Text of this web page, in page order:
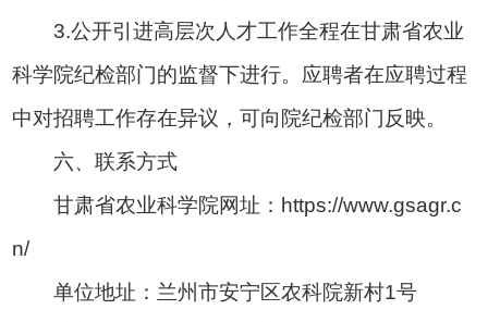
3.公开引进高层次人才工作全程在甘肃省农业
科学院纪检部门的监督下进行。应聘者在应聘过程
中对招聘工作存在异议，可向院纪检部门反映。
六、联系方式
甘肃省农业科学院网址：https://www.gsagr.c
n/
单位地址：兰州市安宁区农科院新村1号